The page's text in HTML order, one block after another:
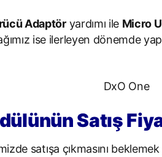
Adaptöryardımı ile Micro
ise ilerleyen dönemde
Satış
satışa çıkmasını